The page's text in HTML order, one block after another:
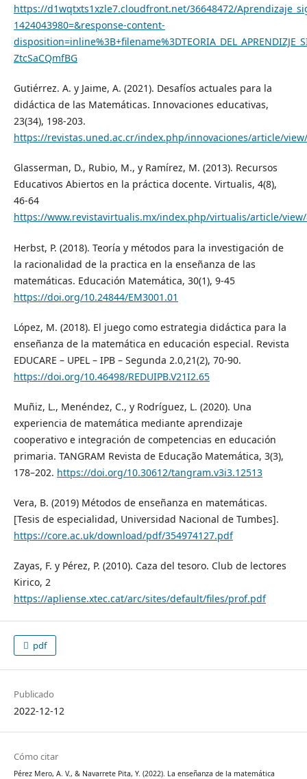
https://d1wqtxts1xzle7.cloudfront.net/36648472/
1424043980=&response-content-
ZtcSaCQmfBG
Gutiérrez. A. y Jaime, A. (2021). Desafíos actuales para la
didáctica de las Matemáticas. Innovaciones educativas,
23(34), 198-203.
https://revistas.uned.ac.cr/index.php/innovaciones/article/
Glasserman, D., Rubio, M., y Ramírez, M. (2013). Recursos
Educativos Abiertos en la práctica docente. Virtualis, 4(8),
46-64
https://www.revistavirtualis.mx/index.php/virtualis/article/
Herbst, P. (2018). Teoría y métodos para la investigación de
la racionalidad de la practica en la enseñanza de las
matemáticas. Educación Matemática, 30(1), 9-45
https://doi.org/10.24844/EM3001.01
López, M. (2018). El juego como estrategia didáctica para la
enseñanza de la matemática en educación especial. Revista
EDUCARE – UPEL – IPB – Segunda 2.0,21(2), 70-90.
https://doi.org/10.46498/REDUIPB.V21I2.65
Muñiz, L., Menéndez, C., y Rodríguez, L. (2020). Una
experiencia de matemática mediante aprendizaje
cooperativo e integración de competencias en educación
primaria. TANGRAM Revista de Educação Matemática, 3(3),
178–202. https://doi.org/10.30612/tangram.v3i3.12513
Vera, B. (2019) Métodos de enseñanza en matemáticas.
[Tesis de especialidad, Universidad Nacional de Tumbes].
https://core.ac.uk/download/pdf/354974127.pdf
Zayas, F. y Pérez, P. (2010). Caza del tesoro. Club de lectores
Kirico, 2
https://apliense.xtec.cat/arc/sites/default/files/prof.pdf
pdf
Publicado
2022-12-12
Cómo citar
Pérez Mero, A. V., & Navarrete Pita, Y. (2022). La enseñanza de la matemática